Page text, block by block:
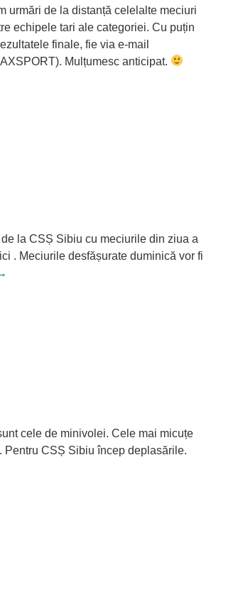
urmări de la distanță celelalte meciuri
echipele tari ale categoriei. Cu puțin
finale, fie via e-mail
Mulțumesc anticipat.
la CSȘ Sibiu cu meciurile din ziua a
. Meciurile desfășurate duminică vor fi
cele de minivolei. Cele mai micuțe
CSȘ Sibiu încep deplasările.